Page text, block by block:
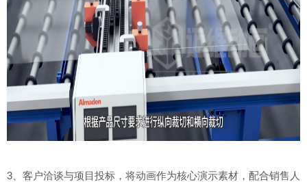
3、客户洽谈与项目投标，将动画作为核心演示素材，配合销售人